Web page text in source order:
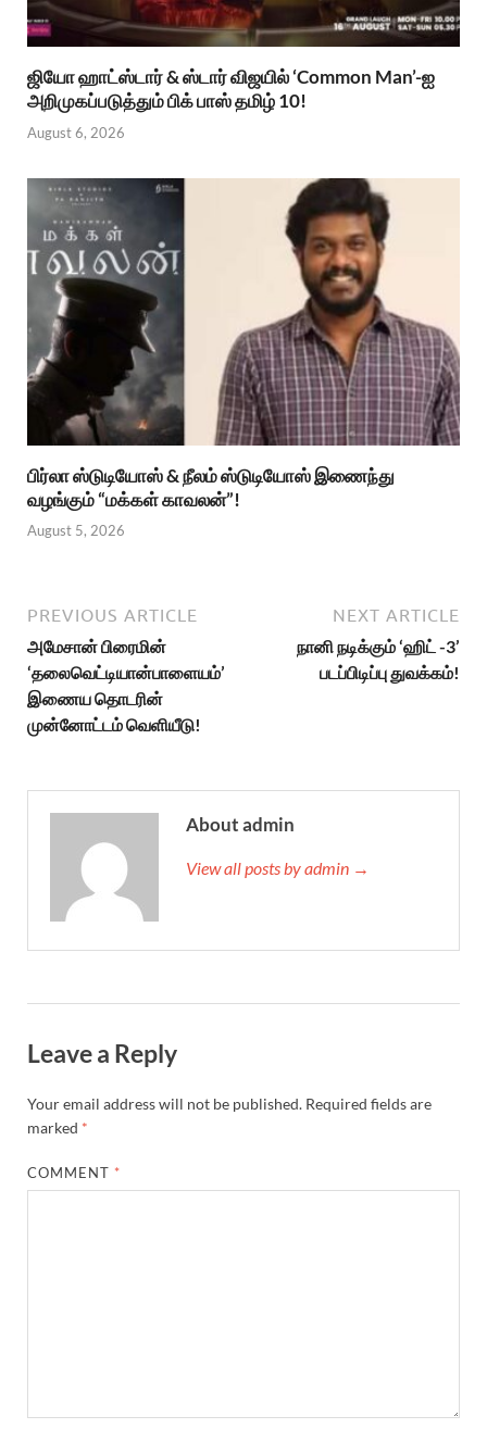
ஜியோ ஹாட்ஸ்டார் & ஸ்டார் விஜயில் ‘Common Man’-ஐ
அறிமுகப்படுத்தும் பிக் பாஸ் தமிழ் 10!
August 6, 2026
பிர்லா ஸ்டுடியோஸ் & நீலம் ஸ்டுடியோஸ் இணைந்து
வழங்கும் “மக்கள் காவலன்”!
August 5, 2026
PREVIOUS ARTICLE
அமேசான் பிரைமின்
‘தலைவெட்டியான்பாளையம்’
இணைய தொடரின்
முன்னோட்டம் வெளியீடு!
NEXT ARTICLE
நானி நடிக்கும் ‘ஹிட் -3’
படப்பிடிப்பு துவக்கம்!
About admin
View all posts by admin →
Leave a Reply
Your email address will not be published. Required fields are
marked *
COMMENT *